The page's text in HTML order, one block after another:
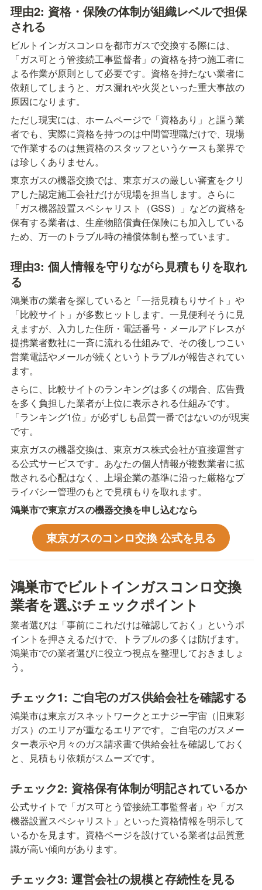
理由2: 資格・保険の体制が組織レベルで担保
される
ビルトインガスコンロを都市ガスで交換する際には、
「ガス可とう管接続工事監督者」の資格を持つ施工者に
よる作業が原則として必要です。資格を持たない業者に
依頼してしまうと、ガス漏れや火災といった重大事故の
原因になります。
ただし現実には、ホームページで「資格あり」と謳う業
者でも、実際に資格を持つのは中間管理職だけで、現場
で作業するのは無資格のスタッフというケースも業界で
は珍しくありません。
東京ガスの機器交換では、東京ガスの厳しい審査をクリ
アした認定施工会社だけが現場を担当します。さらに
「ガス機器設置スペシャリスト（GSS）」などの資格を
保有する業者は、生産物賠償責任保険にも加入している
ため、万一のトラブル時の補償体制も整っています。
理由3: 個人情報を守りながら見積もりを取れ
る
鴻巣市の業者を探していると「一括見積もりサイト」や
「比較サイト」が多数ヒットします。一見便利そうに見
えますが、入力した住所・電話番号・メールアドレスが
提携業者数社に一斉に流れる仕組みで、その後しつこい
営業電話やメールが続くというトラブルが報告されてい
ます。
さらに、比較サイトのランキングは多くの場合、広告費
を多く負担した業者が上位に表示される仕組みです。
「ランキング1位」が必ずしも品質一番ではないのが現実
です。
東京ガスの機器交換は、東京ガス株式会社が直接運営す
る公式サービスです。あなたの個人情報が複数業者に拡
散される心配はなく、上場企業の基準に沿った厳格なプ
ライバシー管理のもとで見積もりを取れます。
鴻巣市で東京ガスの機器交換を申し込むなら
東京ガスのコンロ交換 公式を見る
鴻巣市でビルトインガスコンロ交換
業者を選ぶチェックポイント
業者選びは「事前にこれだけは確認しておく」というポ
イントを押さえるだけで、トラブルの多くは防げます。
鴻巣市での業者選びに役立つ視点を整理しておきましょ
う。
チェック1: ご自宅のガス供給会社を確認する
鴻巣市は東京ガスネットワークとエナジー宇宙（旧東彩
ガス）のエリアが重なるエリアです。ご自宅のガスメー
ター表示や月々のガス請求書で供給会社を確認しておく
と、見積もり依頼がスムーズです。
チェック2: 資格保有体制が明記されているか
公式サイトで「ガス可とう管接続工事監督者」や「ガス
機器設置スペシャリスト」といった資格情報を明示して
いるかを見ます。資格ページを設けている業者は品質意
識が高い傾向があります。
チェック3: 運営会社の規模と存続性を見る